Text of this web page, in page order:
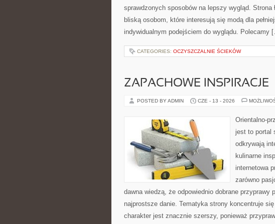
sprawdzonych sposobów na lepszy wygląd.
bliską osobom, które interesują się modą dla
indywidualnym podejściem do wyglądu. Polecamy
CATEGORIES: OCZYSZCZALNIE ŚCIEKÓW
ZAPACHOWE INSPIRACJE
POSTED BY ADMIN CZE - 13 - 2026
Orientalno-
jest to portal
odkrywają
kulinarne
internetowa
zarówno
dawna wiedzą, że odpowiednio dobrane przyprawy
najprostsze danie. Tematyka strony koncentruje
charakter jest znacznie szerszy, ponieważ